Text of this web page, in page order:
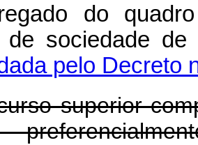
do
sociedade de
pelo Decreto
superior